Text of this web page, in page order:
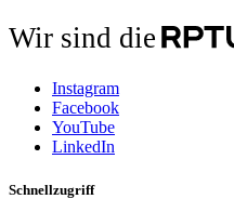
Wir sind die
Instagram
Facebook
YouTube
LinkedIn
Schnellzugriff